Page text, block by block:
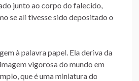
junto ao corpo do falecido,
se ali tivesse sido depositado o
à palavra papel. Ela deriva da
vigorosa do mundo em
que é uma miniatura do